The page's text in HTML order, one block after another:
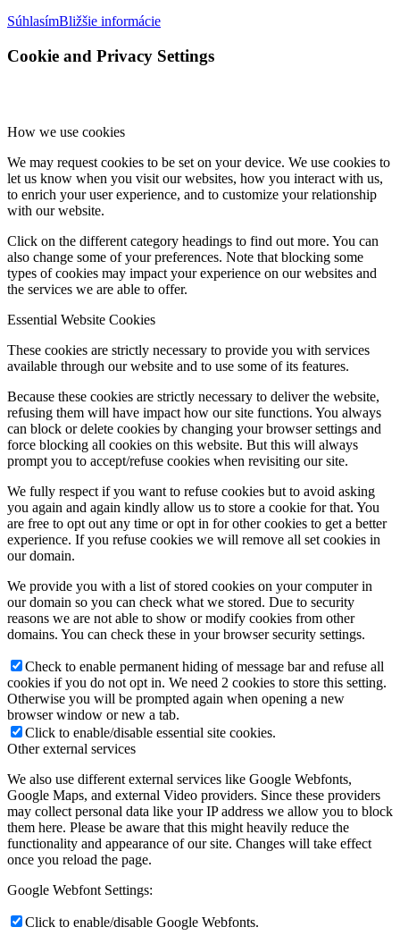
SúhlasímBližšie informácie
Cookie and Privacy Settings
How we use cookies
We may request cookies to be set on your device. We use cookies to
let us know when you visit our websites, how you interact with us,
to enrich your user experience, and to customize your relationship
with our website.
Click on the different category headings to find out more. You can
also change some of your preferences. Note that blocking some
types of cookies may impact your experience on our websites and
the services we are able to offer.
Essential Website Cookies
These cookies are strictly necessary to provide you with services
available through our website and to use some of its features.
Because these cookies are strictly necessary to deliver the website,
refusing them will have impact how our site functions. You always
can block or delete cookies by changing your browser settings and
force blocking all cookies on this website. But this will always
prompt you to accept/refuse cookies when revisiting our site.
We fully respect if you want to refuse cookies but to avoid asking
you again and again kindly allow us to store a cookie for that. You
are free to opt out any time or opt in for other cookies to get a better
experience. If you refuse cookies we will remove all set cookies in
our domain.
We provide you with a list of stored cookies on your computer in
our domain so you can check what we stored. Due to security
reasons we are not able to show or modify cookies from other
domains. You can check these in your browser security settings.
Check to enable permanent hiding of message bar and refuse all
cookies if you do not opt in. We need 2 cookies to store this setting.
Otherwise you will be prompted again when opening a new
browser window or new a tab.
Click to enable/disable essential site cookies.
Other external services
We also use different external services like Google Webfonts,
Google Maps, and external Video providers. Since these providers
may collect personal data like your IP address we allow you to block
them here. Please be aware that this might heavily reduce the
functionality and appearance of our site. Changes will take effect
once you reload the page.
Google Webfont Settings:
Click to enable/disable Google Webfonts.